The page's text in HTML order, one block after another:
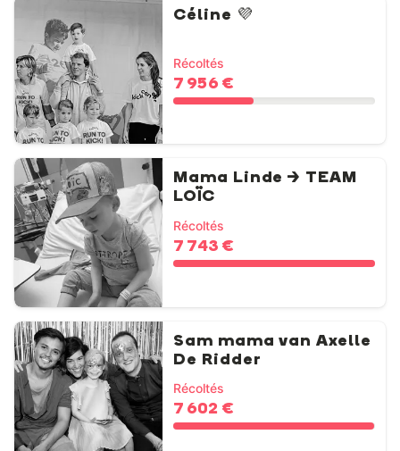
Céline 💜
Récoltés
7 956 €
Mama Linde > TEAM
LOÏC
Récoltés
7 743 €
Sam mama van Axelle
De Ridder
Récoltés
7 602 €